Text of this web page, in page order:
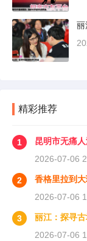
丽
精彩推荐
1
昆明市无痛
2026-07-06
2
香格里拉到
2026-07-06
3
丽江：探寻
2026-07-06